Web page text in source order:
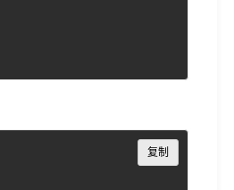
复制
Copy